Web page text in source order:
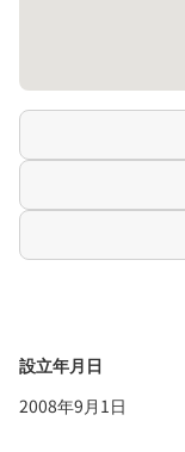
設立年月日
2008年9月1日